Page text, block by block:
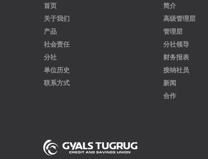
首页
关于我们
产品
社会责任
分社
单位历史
联系方式
简介
高级管理层
管理层
分社领导
财务报表
接纳社员
新闻
合作